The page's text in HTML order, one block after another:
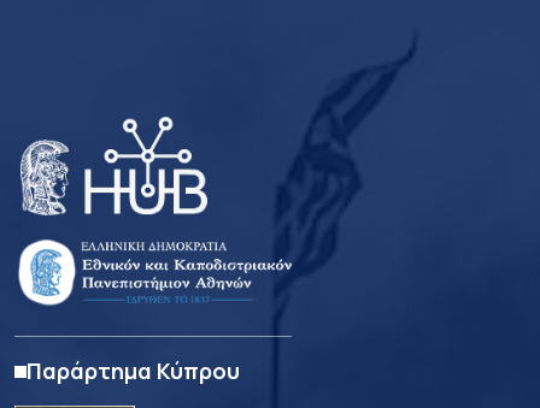
Παράρτημα Κύπρου